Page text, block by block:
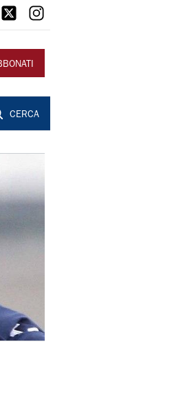
CERCA